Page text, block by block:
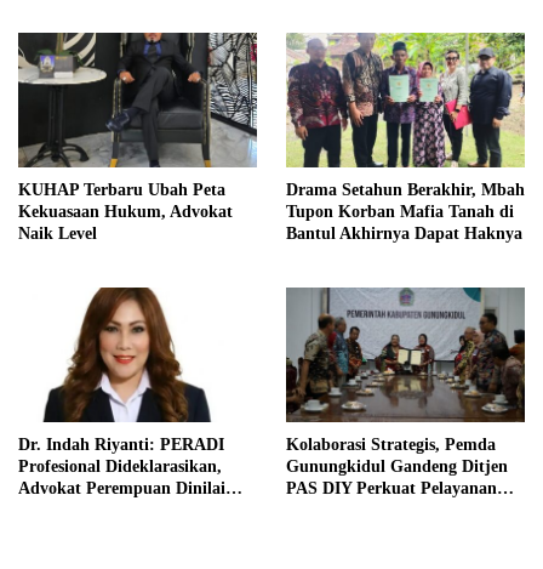
KUHAP Terbaru Ubah Peta
Kekuasaan Hukum, Advokat
Naik Level
Drama Setahun Berakhir, Mbah
Tupon Korban Mafia Tanah di
Bantul Akhirnya Dapat Haknya
Dr. Indah Riyanti: PERADI
Profesional Dideklarasikan,
Advokat Perempuan Dinilai
Kolaborasi Strategis, Pemda
Gunungkidul Gandeng Ditjen
PAS DIY Perkuat Pelayanan